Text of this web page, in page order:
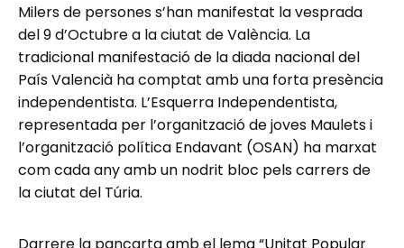
Milers de persones s’han manifestat la vesprada
del 9 d’Octubre a la ciutat de València. La
tradicional manifestació de la diada nacional del
País Valencià ha comptat amb una forta presència
independentista. L’Esquerra Independentista,
representada per l’organització de joves Maulets i
l’organització política Endavant (OSAN) ha marxat
com cada any amb un nodrit bloc pels carrers de
la ciutat del Túria.